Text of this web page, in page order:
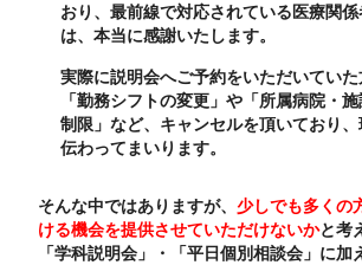
おり、最前線で対応されている医療関
は、本当に感謝いたします。
実際に説明会へご予約をいただいていた
「勤務シフトの変更」や「所属病院・
制限」など、キャンセルを頂いており
伝わってまいります。
そんな中ではありますが、 少しでも多くの
ける機会を提供させていただけないかと考
「学科説明会」・「平日個別相談会」に加